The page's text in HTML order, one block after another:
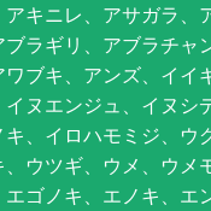
キニレ、アサガラ、
ラギリ、アブラチャ
ワブキ、アンズ、イイ
ヌエンジュ、イヌシ
、イロハモミジ、ウ
ウツギ、ウメ、ウメ
ゴノキ、エノキ、エ